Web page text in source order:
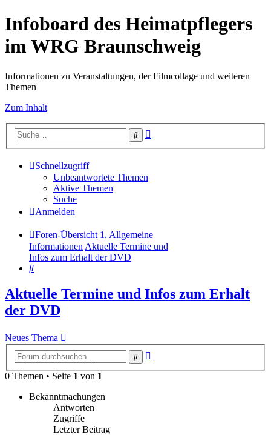
Infoboard des Heimatpflegers
im WRG Braunschweig
Informationen zu Veranstaltungen, der Filmcollage und weiteren
Themen
Zum Inhalt
Suche
Schnellzugriff
Unbeantwortete Themen
Aktive Themen
Suche
Anmelden
Foren-Übersicht 1. Allgemeine
InformationenAktuelle Termine und
Infos zum Erhalt der DVD
Suche
Aktuelle Termine und Infos zum Erhalt
der DVD
Neues Thema
Suche
0 Themen • Seite 1 von 1
Bekanntmachungen
Antworten
Zugriffe
Letzter Beitrag